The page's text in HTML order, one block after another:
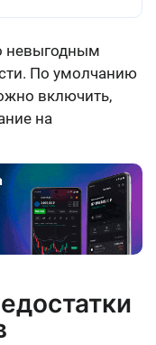
невыгодным
По умолчанию
включить,
на